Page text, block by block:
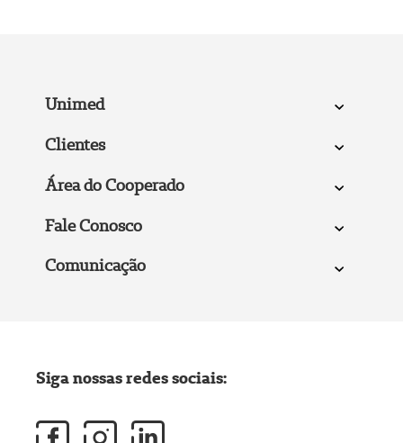
Unimed
Clientes
Área do Cooperado
Fale Conosco
Comunicação
Siga nossas redes sociais: